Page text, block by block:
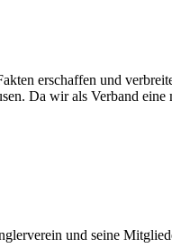
erschaffen und
Da wir als Verband
und seine